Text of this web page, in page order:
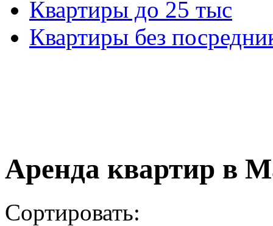
Квартиры до 25 тыс
Квартиры без
Аренда квартир в
Сортировать: